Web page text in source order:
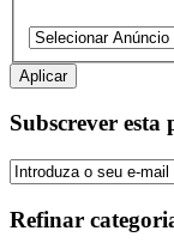
Aplicar
Subscrever esta
Refinar